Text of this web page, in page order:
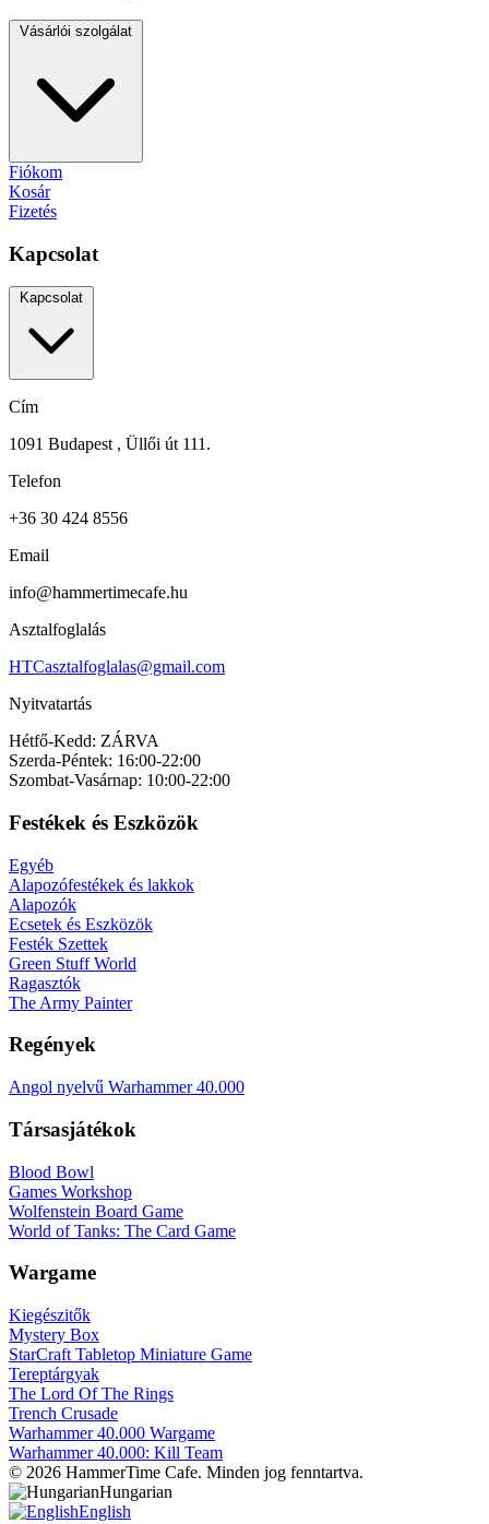
Vásárlói szolgálat
Fiókom
Kosár
Fizetés
Kapcsolat
Kapcsolat
Cím
1091 Budapest , Üllői út 111.
Telefon
+36 30 424 8556
Email
info@hammertimecafe.hu
Asztalfoglalás
HTCasztalfoglalas@gmail.com
Nyitvatartás
Hétfő-Kedd: ZÁRVA
Szerda-Péntek: 16:00-22:00
Szombat-Vasárnap: 10:00-22:00
Festékek és Eszközök
Egyéb
Alapozófestékek és lakkok
Alapozók
Ecsetek és Eszközök
Festék Szettek
Green Stuff World
Ragasztók
The Army Painter
Regények
Angol nyelvű Warhammer 40.000
Társasjátékok
Blood Bowl
Games Workshop
Wolfenstein Board Game
World of Tanks: The Card Game
Wargame
Kiegészitők
Mystery Box
StarCraft Tabletop Miniature Game
Tereptárgyak
The Lord Of The Rings
Trench Crusade
Warhammer 40.000 Wargame
Warhammer 40.000: Kill Team
© 2026 HammerTime Cafe. Minden jog fenntartva.
Hungarian
English